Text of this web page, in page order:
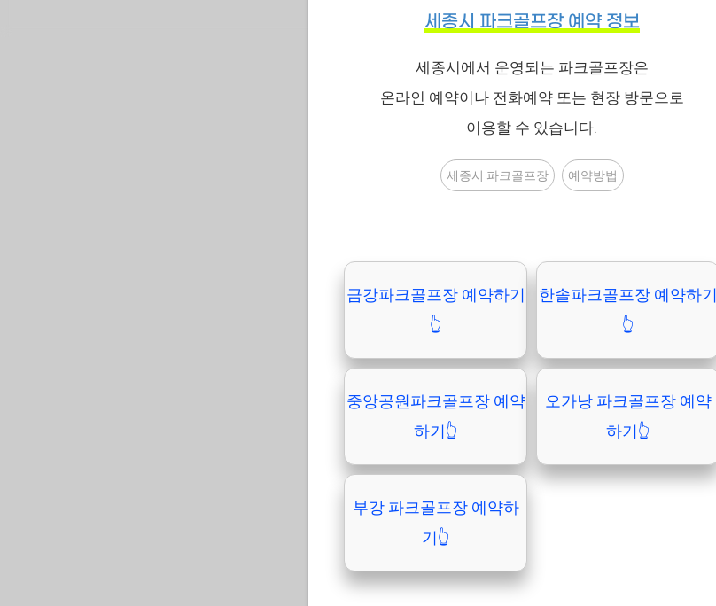
세종시 파크골프장 예약 정보
세종시에서 운영되는 파크골프장은
온라인 예약이나 전화예약 또는 현장 방문으로
이용할 수 있습니다.
세종시 파크골프장 예약방법
금강파크골프장 예약하기
👆
한솔파크골프장 예약하기
👆
중앙공원파크골프장 예약
하기👆
오가낭 파크골프장 예약
하기👆
부강 파크골프장 예약하
기👆